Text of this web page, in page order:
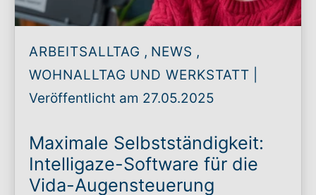
ARBEITSALLTAG , NEWS ,
WOHNALLTAG UND WERKSTATT
Veröffentlicht am 27.05.2025
Maximale Selbstständigkeit:
Intelligaze-Software für die
Vida-Augensteuerung